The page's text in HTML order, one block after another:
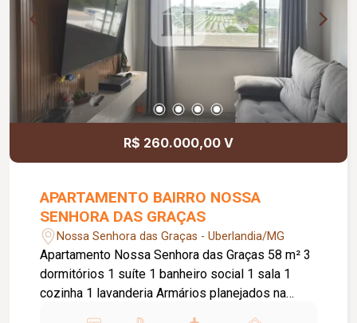
R$ 260.000,00 V
APARTAMENTO BAIRRO NOSSA
SENHORA DAS GRAÇAS
Nossa Senhora das Graças - Uberlandia/MG
Apartamento Nossa Senhora das Graças 58 m² 3
dormitórios 1 suíte 1 banheiro social 1 sala 1
cozinha 1 lavanderia Armários planejados na